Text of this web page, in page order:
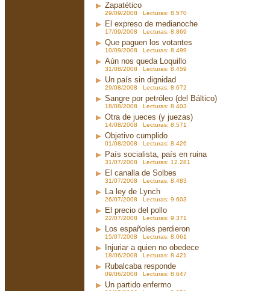
Zapatético
29/09/2008 Lecturas: 8.570
El expreso de medianoche
17/09/2008 Lecturas: 8.869
Que paguen los votantes
10/09/2008 Lecturas: 8.499
Aún nos queda Loquillo
31/08/2008 Lecturas: 8.459
Un país sin dignidad
29/08/2008 Lecturas: 8.672
Sangre por petróleo (del Báltico)
18/08/2008 Lecturas: 8.403
Otra de jueces (y juezas)
14/08/2008 Lecturas: 8.571
Objetivo cumplido
01/08/2008 Lecturas: 8.426
País socialista, país en ruina
31/07/2008 Lecturas: 12.281
El canalla de Solbes
31/07/2008 Lecturas: 8.483
La ley de Lynch
26/07/2008 Lecturas: 9.603
El precio del pollo
22/07/2008 Lecturas: 9.371
Los españoles perdieron
15/07/2008 Lecturas: 8.061
Injuriar a quien no obedece
18/06/2008 Lecturas: 8.421
Rubalcaba responde
09/06/2008 Lecturas: 8.647
Un partido enfermo